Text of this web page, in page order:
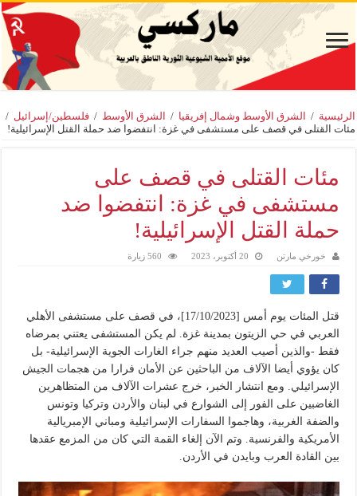
الرئيسية / الشرق الأوسط وشمال إفريقيا / الشرق الأوسط / فلسطين/إسرائيل /
مئات القتلى في قصف على مستشفى في غزة: انتفضوا ضد حملة القتل الإسرائيلية!
مئات القتلى في قصف على
مستشفى في غزة: انتفضوا ضد
حملة القتل الإسرائيلية!
خورخي مارتن 20 أكتوبر، 2023 560 زيارة
قتل المئات يوم أمس [17/10/2023]، في قصف على مستشفى الأهلي
العربي في حي الزيتون بمدينة غزة. لم يكن المستشفى يعتني بمرضاه
فقط -والذين أصيب العديد منهم جراء الغارات الجوية الإسرائيلية- بل
كان يؤوي أيضا الآلاف من الباحثين عن الأمان فرارا من هجمات الجيش
الإسرائيلي. ومع انتشار الخبر، خرج عشرات الآلاف من المتظاهرين
الغاضبين على الفور إلى الشوارع في لبنان والأردن وتركيا وتونس
والضفة الغربية، وهاجموا السفارات الإسرائيلية ومباني الإمبريالية
الأمريكية والفرنسية. وتم الآن إلغاء القمة التي كان من المزمع عقدها
بين القادة العرب وبايدن في الأردن.